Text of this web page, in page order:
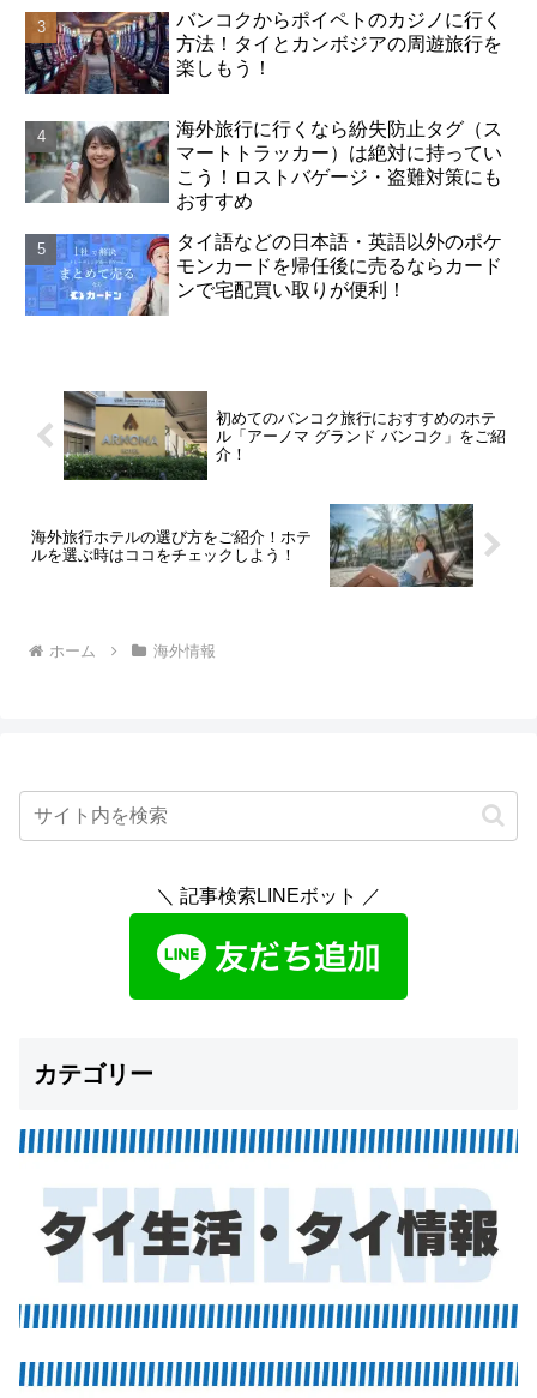
バンコクからポイペトのカジノに行く
方法！タイとカンボジアの周遊旅行を
楽しもう！
海外旅行に行くなら紛失防止タグ（ス
マートトラッカー）は絶対に持ってい
こう！ロストバゲージ・盗難対策にも
おすすめ
タイ語などの日本語・英語以外のポケ
モンカードを帰任後に売るならカード
ンで宅配買い取りが便利！
初めてのバンコク旅行におすすめのホテ
ル「アーノマ グランド バンコク」をご紹
介！
海外旅行ホテルの選び方をご紹介！ホテ
ルを選ぶ時はココをチェックしよう！
ホーム 海外情報
＼ 記事検索LINEボット ／
カテゴリー